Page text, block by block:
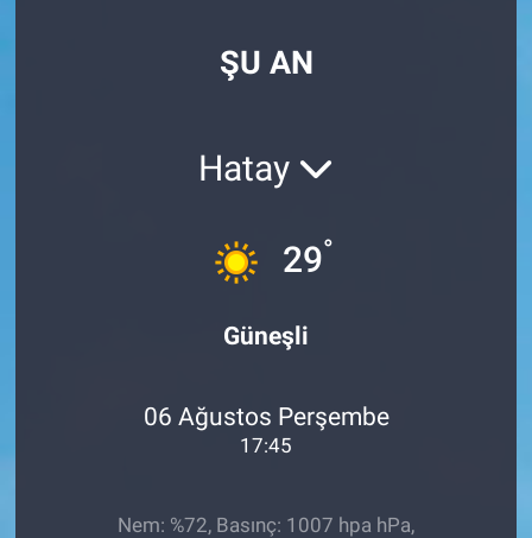
ŞU AN
Hatay
29°
Güneşli
06 Ağustos Perşembe
17:45
Nem: %72, Basınç: 1007 hpa hPa,